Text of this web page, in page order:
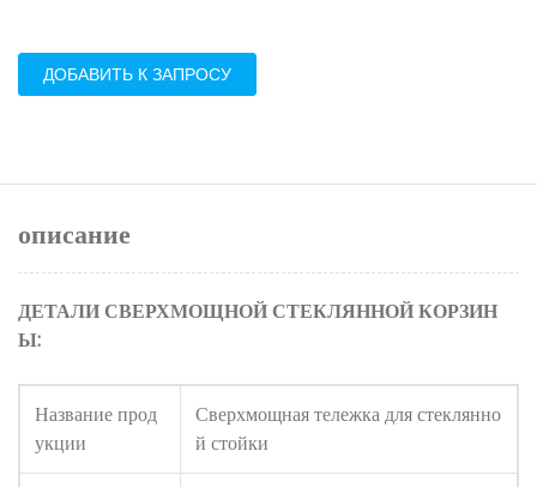
ДОБАВИТЬ К ЗАПРОСУ
описание
ДЕТАЛИ СВЕРХМОЩНОЙ СТЕКЛЯННОЙ КОРЗИН
Ы:
Название прод
укции
Сверхмощная тележка для стеклянно
й стойки